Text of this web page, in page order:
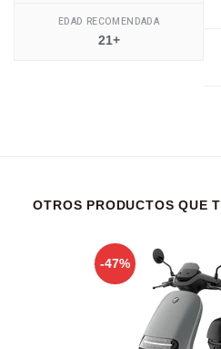
EDAD RECOMENDADA
21+
OTROS PRODUCTOS QUE
-47%